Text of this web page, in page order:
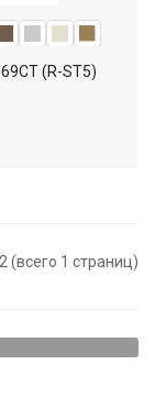
(R-ST5)
(всего 1 страниц)